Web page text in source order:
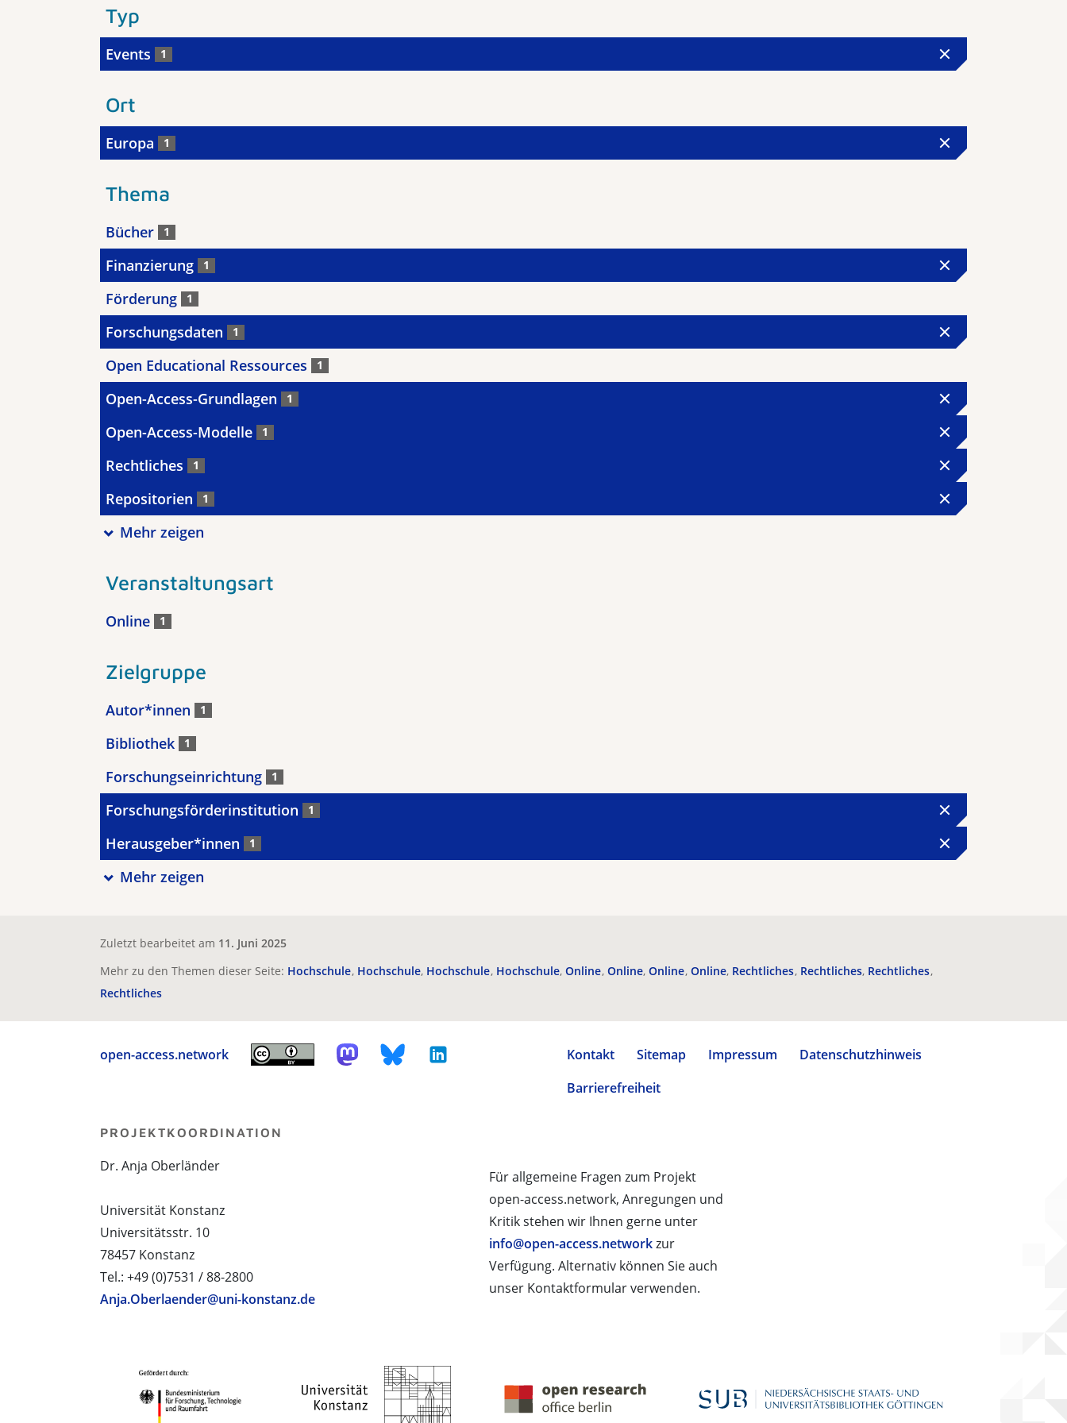
Typ
Events 1
Ort
Europa 1
Thema
Bücher 1
Finanzierung 1
Förderung 1
Forschungsdaten 1
Open Educational Ressources 1
Open-Access-Grundlagen 1
Open-Access-Modelle 1
Rechtliches 1
Repositorien 1
Mehr zeigen
Veranstaltungsart
Online 1
Zielgruppe
Autor*innen 1
Bibliothek 1
Forschungseinrichtung 1
Forschungsförderinstitution 1
Herausgeber*innen 1
Mehr zeigen
Zuletzt bearbeitet am 11. Juni 2025
Mehr zu den Themen dieser Seite: Hochschule Hochschule Hochschule Hochschule Online Online Online Online Rechtliches Rechtliches Rechtliches
Rechtliches
open-access.network Kontakt Sitemap Impressum
Datenschutzhinweis
Barrierefreiheit
Für allgemeine Fragen zum Projekt
open-access.network, Anregungen und
Kritik stehen wir Ihnen gerne unter
info@open-access.networkzur
Verfügung. Alternativ können Sie auch
unser Kontaktformular verwenden.
PROJEKTKOORDINATION
Dr. Anja Oberländer
Universität Konstanz
Universitätsstr. 10
78457 Konstanz
Tel.: +49 (0)7531 / 88-2800
Anja.Oberlaender@uni-konstanz.de